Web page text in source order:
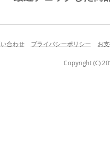
合わせ プライバシーポリシー お
Copyright (C)